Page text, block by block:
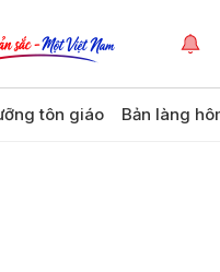
tôn giáo Bản làng